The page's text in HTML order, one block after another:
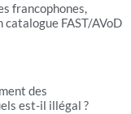
francophones,
catalogue FAST/AVoD
des
est-il illégal ?